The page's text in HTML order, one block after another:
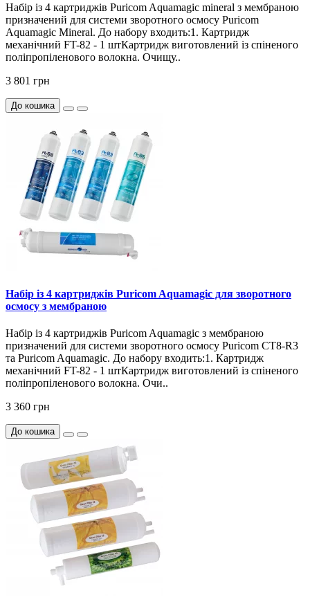
Набір із 4 картриджів Puricom Aquamagic mineral з мембраною
призначений для системи зворотного осмосу Puricom
Aquamagic Mineral. До набору входить:1. Картридж
механічний FT-82 - 1 штКартридж виготовлений із спіненого
поліпропіленового волокна. Очищу..
3 801 грн
До кошика
Набір із 4 картриджів Puricom Aquamagic для зворотного
осмосу з мембраною
Набір із 4 картриджів Puricom Aquamagic з мембраною
призначений для системи зворотного осмосу Puricom CT8-R3
та Puricom Aquamagic. До набору входить:1. Картридж
механічний FT-82 - 1 штКартридж виготовлений із спіненого
поліпропіленового волокна. Очи..
3 360 грн
До кошика